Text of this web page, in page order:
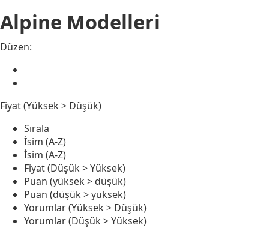
Alpine Modelleri
Düzen:
Fiyat (Yüksek > Düşük)
Sırala
İsim (A-Z)
İsim (A-Z)
Fiyat (Düşük > Yüksek)
Puan (yüksek > düşük)
Puan (düşük > yüksek)
Yorumlar (Yüksek > Düşük)
Yorumlar (Düşük > Yüksek)